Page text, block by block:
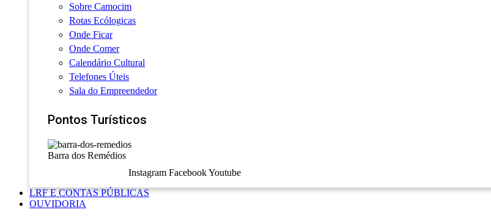
Sobre Camocim
Rotas Ecólogicas
Onde Ficar
Onde Comer
Calendário Cultural
Telefones Úteis
Sala do Empreendedor
Pontos Turísticos
Barra dos Remédios
Instagram FacebookYoutube
LRF E CONTAS PÚBLICAS
OUVIDORIA